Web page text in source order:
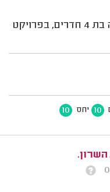
בדק בית בדירה חדשה בת 4 חדרים, בפרויקט
10 יחס 10